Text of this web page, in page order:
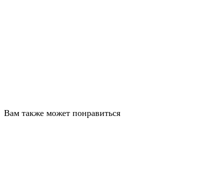
Вам также может понравиться